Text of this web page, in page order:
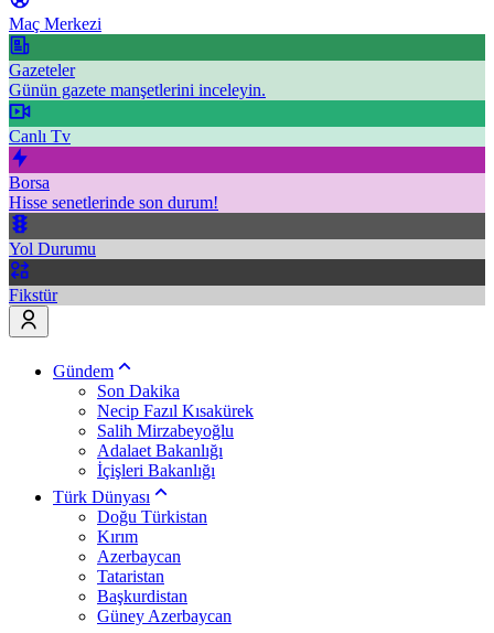
Maç Merkezi
Gazeteler
Günün gazete manşetlerini inceleyin.
Canlı Tv
Borsa
Hisse senetlerinde son durum!
Yol Durumu
Fikstür
Gündem
Son Dakika
Necip Fazıl Kısakürek
Salih Mirzabeyoğlu
Adalaet Bakanlığı
İçişleri Bakanlığı
Türk Dünyası
Doğu Türkistan
Kırım
Azerbaycan
Tataristan
Başkurdistan
Güney Azerbaycan